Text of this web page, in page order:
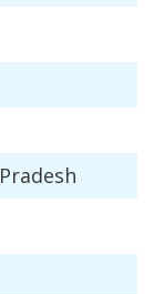
Pradesh